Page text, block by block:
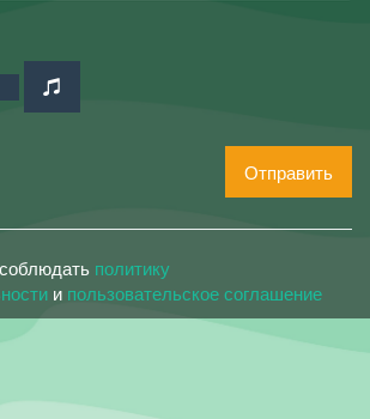
Отправить
политику
и пользовательское соглашение